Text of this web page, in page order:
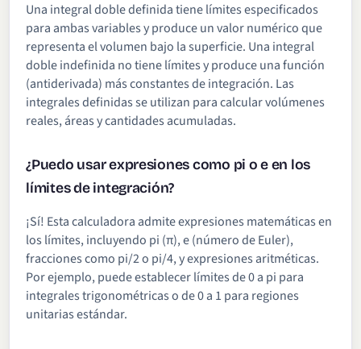
Una integral doble definida tiene límites especificados
para ambas variables y produce un valor numérico que
representa el volumen bajo la superficie. Una integral
doble indefinida no tiene límites y produce una función
(antiderivada) más constantes de integración. Las
integrales definidas se utilizan para calcular volúmenes
reales, áreas y cantidades acumuladas.
¿Puedo usar expresiones como pi o e en los
límites de integración?
¡Sí! Esta calculadora admite expresiones matemáticas en
los límites, incluyendo pi (π), e (número de Euler),
fracciones como pi/2 o pi/4, y expresiones aritméticas.
Por ejemplo, puede establecer límites de 0 a pi para
integrales trigonométricas o de 0 a 1 para regiones
unitarias estándar.